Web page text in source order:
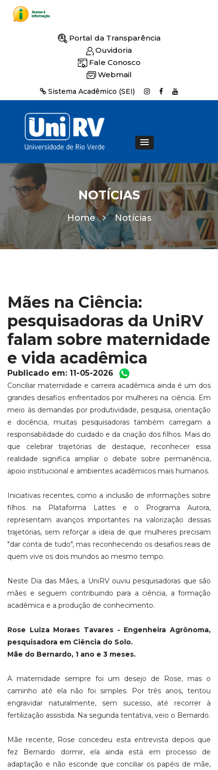
Portal da Transparência
Ouvidoria
Fale Conosco
Webmail
Sistema Acadêmico (SEI)
NOTÍCIAS
Home Notícias
Mães na Ciência:
pesquisadoras da UniRV
falam sobre maternidade
e vida acadêmica
Publicado em: 11-05-2026
Conciliar maternidade e carreira acadêmica ainda é um dos
grandes desafios enfrentados por mulheres na ciência. Em
meio às demandas por produtividade, pesquisa, orientação
e docência, muitas pesquisadoras também carregam a
responsabilidade do cuidado e da criação dos filhos. Mais do
que celebrar trajetórias de destaque, reconhecer essa
realidade significa ampliar o debate sobre permanência,
apoio institucional e ambientes acadêmicos mais humanos.
Iniciativas recentes, como a inclusão de informações sobre
filhos na Plataforma Lattes e o Programa Aurora,
representam avanços importantes na valorização dessas
trajetórias, sem reforçar a ideia de que mulheres precisam
"dar conta de tudo", mas reconhecendo os desafios reais de
quem vive os dois mundos ao mesmo tempo.
Neste Dia das Mães, a UniRV ouviu pesquisadoras que são
mães e seguem contribuindo para a ciência, a formação
acadêmica e a produção de conhecimento.
Rose Luiza Moraes Tavares - Engenheira Agrônoma,
pesquisadora em Ciência do Solo.
Mãe do Bernardo, 1 ano e 3 meses.
A maternidade sempre foi um desejo de Rose, mas o
caminho até ela não foi simples. Por três anos, tentou
engravidar naturalmente, sem sucesso, até recorrer à
fertilização assistida. Na segunda tentativa, veio o Bernardo.
Mãe recente, Rose concedeu esta entrevista depois que
fez Bernardo dormir, ela ainda está em processo de
adaptação e não esconde que conciliar os papéis de mãe,